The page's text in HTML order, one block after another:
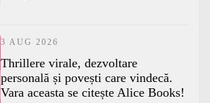
3 AUG 2026
Thrillere virale, dezvoltare
personală și povești care vindecă.
Vara aceasta se citește Alice Books!